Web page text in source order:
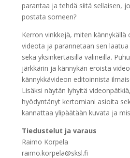
parantaa ja tehdä siitä sellaisen,
postata someen?
Kerron vinkkejä, miten kännykällä
videota ja parannetaan sen
sekä yksinkertaisilla välineillä.
järkkärin ja kännykän eroista
kännykkävideon editoinnista
Lisäksi näytän lyhyitä
hyödyntänyt kertomiani asioita
kannattaa ylipäätään kuvata ja
Tiedustelut ja varaus
Raimo Korpela
raimo.korpela@sksl.fi